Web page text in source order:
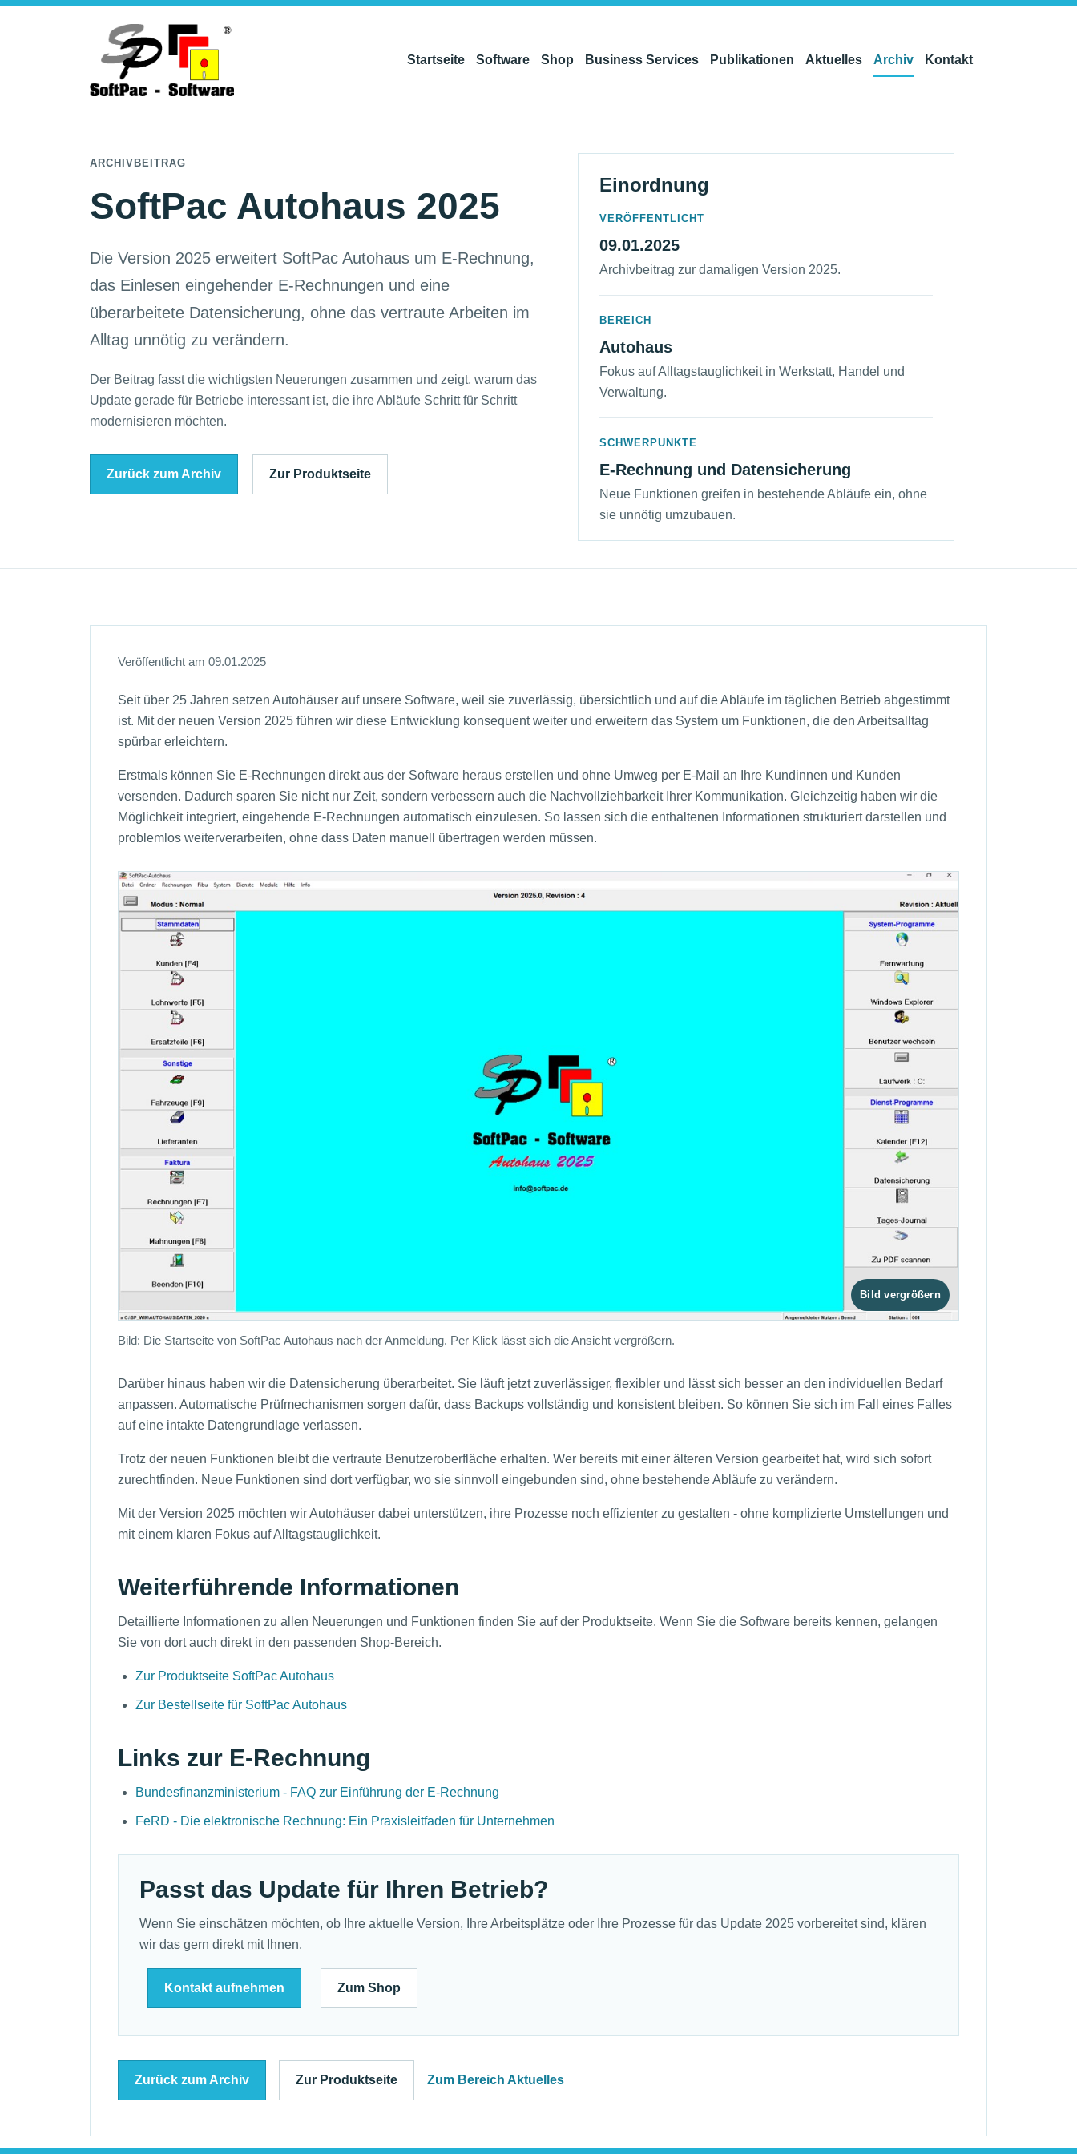
Startseite Software Shop Business Services Publikationen Aktuelles Archiv Kontakt
ARCHIVBEITRAG
SoftPac Autohaus 2025
Die Version 2025 erweitert SoftPac Autohaus um E-Rechnung,
das Einlesen eingehender E-Rechnungen und eine
überarbeitete Datensicherung, ohne das vertraute Arbeiten im
Alltag unnötig zu verändern.
Der Beitrag fasst die wichtigsten Neuerungen zusammen und zeigt, warum das
Update gerade für Betriebe interessant ist, die ihre Abläufe Schritt für Schritt
modernisieren möchten.
Zurück zum Archiv Zur Produktseite
Einordnung
VERÖFFENTLICHT
09.01.2025
Archivbeitrag zur damaligen Version 2025.
BEREICH
Autohaus
Fokus auf Alltagstauglichkeit in Werkstatt, Handel und
Verwaltung.
SCHWERPUNKTE
E-Rechnung und Datensicherung
Neue Funktionen greifen in bestehende Abläufe ein, ohne
sie unnötig umzubauen.
Veröffentlicht am 09.01.2025
Seit über 25 Jahren setzen Autohäuser auf unsere Software, weil sie zuverlässig, übersichtlich und auf die Abläufe im täglichen Betrieb abgestimmt
ist. Mit der neuen Version 2025 führen wir diese Entwicklung konsequent weiter und erweitern das System um Funktionen, die den Arbeitsalltag
spürbar erleichtern.
Erstmals können Sie E-Rechnungen direkt aus der Software heraus erstellen und ohne Umweg per E-Mail an Ihre Kundinnen und Kunden
versenden. Dadurch sparen Sie nicht nur Zeit, sondern verbessern auch die Nachvollziehbarkeit Ihrer Kommunikation. Gleichzeitig haben wir die
Möglichkeit integriert, eingehende E-Rechnungen automatisch einzulesen. So lassen sich die enthaltenen Informationen strukturiert darstellen und
problemlos weiterverarbeiten, ohne dass Daten manuell übertragen werden müssen.
Bild: Die Startseite von SoftPac Autohaus nach der Anmeldung. Per Klick lässt sich die Ansicht vergrößern.
Darüber hinaus haben wir die Datensicherung überarbeitet. Sie läuft jetzt zuverlässiger, flexibler und lässt sich besser an den individuellen Bedarf
anpassen. Automatische Prüfmechanismen sorgen dafür, dass Backups vollständig und konsistent bleiben. So können Sie sich im Fall eines Falles
auf eine intakte Datengrundlage verlassen.
Trotz der neuen Funktionen bleibt die vertraute Benutzeroberfläche erhalten. Wer bereits mit einer älteren Version gearbeitet hat, wird sich sofort
zurechtfinden. Neue Funktionen sind dort verfügbar, wo sie sinnvoll eingebunden sind, ohne bestehende Abläufe zu verändern.
Mit der Version 2025 möchten wir Autohäuser dabei unterstützen, ihre Prozesse noch effizienter zu gestalten - ohne komplizierte Umstellungen und
mit einem klaren Fokus auf Alltagstauglichkeit.
Weiterführende Informationen
Detaillierte Informationen zu allen Neuerungen und Funktionen finden Sie auf der Produktseite. Wenn Sie die Software bereits kennen, gelangen
Sie von dort auch direkt in den passenden Shop-Bereich.
Zur Produktseite SoftPac Autohaus
Zur Bestellseite für SoftPac Autohaus
Links zur E-Rechnung
Bundesfinanzministerium - FAQ zur Einführung der E-Rechnung
FeRD - Die elektronische Rechnung: Ein Praxisleitfaden für Unternehmen
Passt das Update für Ihren Betrieb?
Wenn Sie einschätzen möchten, ob Ihre aktuelle Version, Ihre Arbeitsplätze oder Ihre Prozesse für das Update 2025 vorbereitet sind, klären
wir das gern direkt mit Ihnen.
Kontakt aufnehmen Zum Shop
Zurück zum Archiv Zur Produktseite Zum Bereich Aktuelles